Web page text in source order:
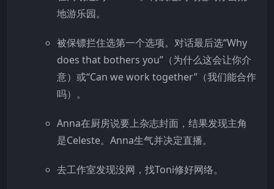
地游乐园。
被保镖拦住选第一个选项。对话最后选“Why
does that bothers you”（为什么这会让你介
意）或“Can we work together”（我们能合作
吗）。
Anna在厨房说要上杂志封面，结果发现主角
是Celeste。Anna生气并决定直播。
去工作室发现没网，找Toni修好网络。